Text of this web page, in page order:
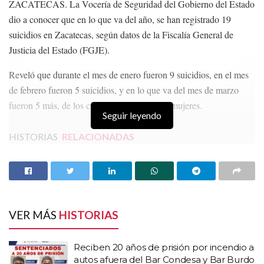
ZACATECAS. La Vocería de Seguridad del Gobierno del Estado
dio a conocer que en lo que va del año, se han registrado 19
suicidios en Zacatecas, según datos de la Fiscalía General de
Justicia del Estado (FGJE).
Reveló que durante el mes de enero fueron 9 suicidios, en el mes
de febrero fueron 5 suicidios, y en lo que va del mes de marzo
fueron 5 más, de los cuales sólo tres fueron mujeres.
HISTORIAS RELACIONADAS
Reciben 20 años de prisión por incendio a autos
afuera del Bar Condesa y Bar Burdo
delictivos
Refuerza Guadalupe seguridad urbana con una
nueva torre de vigilancia
Seguir leyendo
VER MÁS HISTORIAS
Reciben 20 años de prisión por incendio a
autos afuera del Bar Condesa y Bar Burdo